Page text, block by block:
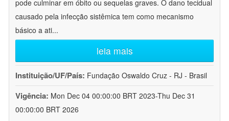
pode culminar em óbito ou sequelas graves. O dano tecidual
causado pela infecção sistêmica tem como mecanismo
básico a ati...
leia mais
Instituição/UF/País: Fundação Oswaldo Cruz - RJ - Brasil
Vigência: Mon Dec 04 00:00:00 BRT 2023-Thu Dec 31
00:00:00 BRT 2026